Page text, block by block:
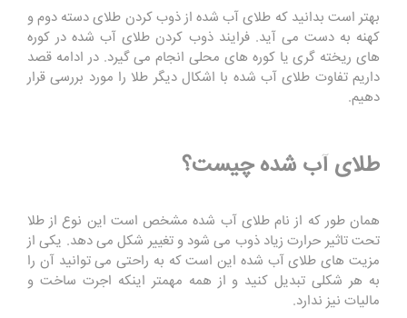
بهتر است بدانید که طلای آب شده از ذوب کردن طلای دسته دوم و
کهنه به دست می آید. فرایند ذوب کردن طلای آب شده در کوره
های ریخته گری یا کوره های محلی انجام می گیرد. در ادامه قصد
داریم تفاوت طلای آب شده با اشکال دیگر طلا را مورد بررسی قرار
دهیم.
طلای آب شده چیست؟
همان طور که از نام طلای آب شده مشخص است این نوع از طلا
تحت تاثیر حرارت زیاد ذوب می شود و تغییر شکل می دهد. یکی از
مزیت های طلای آب شده این است که به راحتی می توانید آن را
به هر شکلی تبدیل کنید و از همه مهمتر اینکه اجرت ساخت و
مالیات نیز ندارد.